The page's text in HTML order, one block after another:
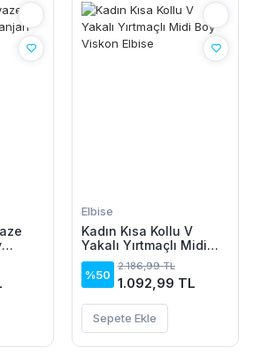
Elbise
Kadın Kısa Kollu V
Yakalı Yırtmaçlı Midi
Boy Viskon Elbise
%50
2.186,99 TL
1.092,99 TL
Sepete Ekle